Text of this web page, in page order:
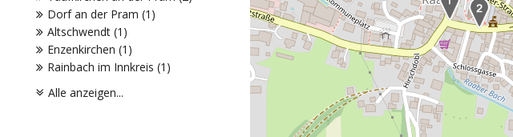
Dorf an der Pram (1)
Altschwendt (1)
Enzenkirchen (1)
Rainbach im Innkreis (1)
Alle anzeigen...